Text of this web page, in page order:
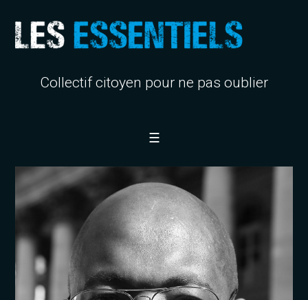
Collectif citoyen pour ne pas oublier
☰